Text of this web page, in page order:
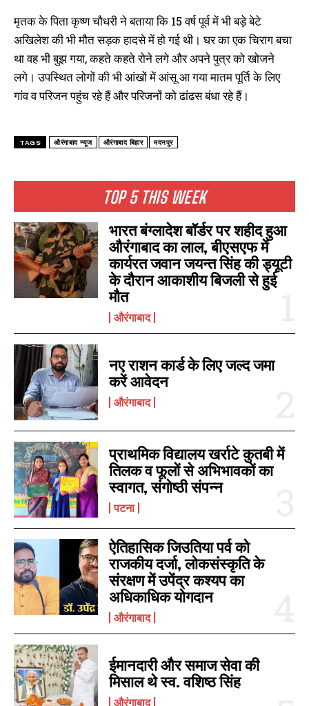
TOP 5 THIS WEEK
भारत बंग्लादेश बॉर्डर पर शहीद हुआ
औरंगाबाद का लाल, बीएसएफ में
कार्यरत जवान जयन्त सिंह की ड्यूटी
के दौरान आकाशीय बिजली से हुई
मौत
औरंगाबाद
नए राशन कार्ड के लिए जल्द जमा
करें आवेदन
औरंगाबाद
प्राथमिक विद्यालय खर्राटे कुतबी में
तिलक व फूलों से अभिभावकों का
स्वागत, संगोष्ठी संपन्न
पटना
ऐतिहासिक जिउतिया पर्व को
राजकीय दर्जा, लोकसंस्कृति के
संरक्षण में उपेंद्र कश्यप का
अधिकाधिक योगदान
औरंगाबाद
ईमानदारी और समाज सेवा की
मिसाल थे स्व. वशिष्ठ सिंह
औरंगाबाद
मृतक के पिता कृष्ण चौधरी ने बताया कि 15 वर्ष पूर्व में भी बड़े बेटे
अखिलेश की भी मौत सड़क हादसे में हो गई थी। घर का एक चिराग बचा
था वह भी बुझ गया, कहते कहते रोने लगे और अपने पुत्र को खोजने
लगे। उपस्थित लोगों की भी आंखों में आंसू आ गया मातम पूर्ति के लिए
गांव व परिजन पहुंच रहे हैं और परिजनों को ढांढस बंधा रहे हैं।
TAGS औरंगाबाद न्यूज औरंगाबाद बिहार मदनपुर